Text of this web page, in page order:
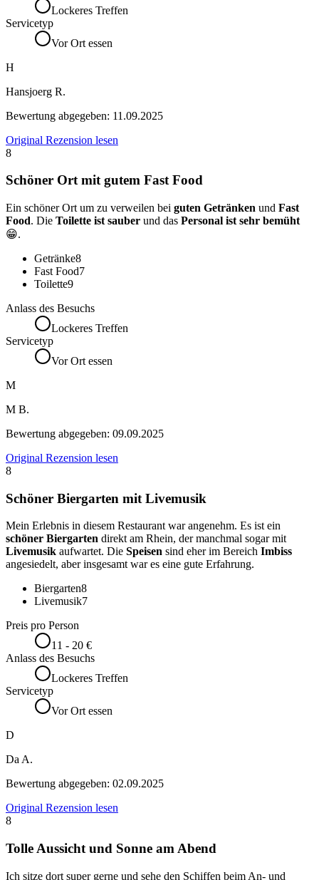
Lockeres Treffen
Servicetyp
Vor Ort essen
H
Hansjoerg R.
Bewertung abgegeben: 11.09.2025
Original Rezension lesen
8
Schöner Ort mit gutem Fast Food
Ein schöner Ort um zu verweilen bei guten Getränken und Fast
Food. Die Toilette ist sauber und das Personal ist sehr bemüht
😁.
Getränke8
Fast Food7
Toilette9
Anlass des Besuchs
Lockeres Treffen
Servicetyp
Vor Ort essen
M
M B.
Bewertung abgegeben: 09.09.2025
Original Rezension lesen
8
Schöner Biergarten mit Livemusik
Mein Erlebnis in diesem Restaurant war angenehm. Es ist ein
schöner Biergarten direkt am Rhein, der manchmal sogar mit
Livemusik aufwartet. Die Speisen sind eher im Bereich Imbiss
angesiedelt, aber insgesamt war es eine gute Erfahrung.
Biergarten8
Livemusik7
Preis pro Person
11 - 20 €
Anlass des Besuchs
Lockeres Treffen
Servicetyp
Vor Ort essen
D
Da A.
Bewertung abgegeben: 02.09.2025
Original Rezension lesen
8
Tolle Aussicht und Sonne am Abend
Ich sitze dort super gerne und sehe den Schiffen beim An- und